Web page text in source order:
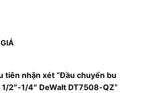
tiên nhận xét “Đầu chuyển bu
2″-1/4″ DeWalt DT7508-QZ”